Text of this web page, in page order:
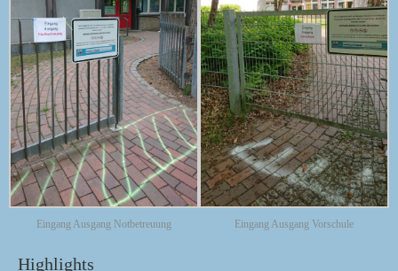
Eingang Ausgang Notbetreuung Eingang Ausgang Vorschule
Highlights